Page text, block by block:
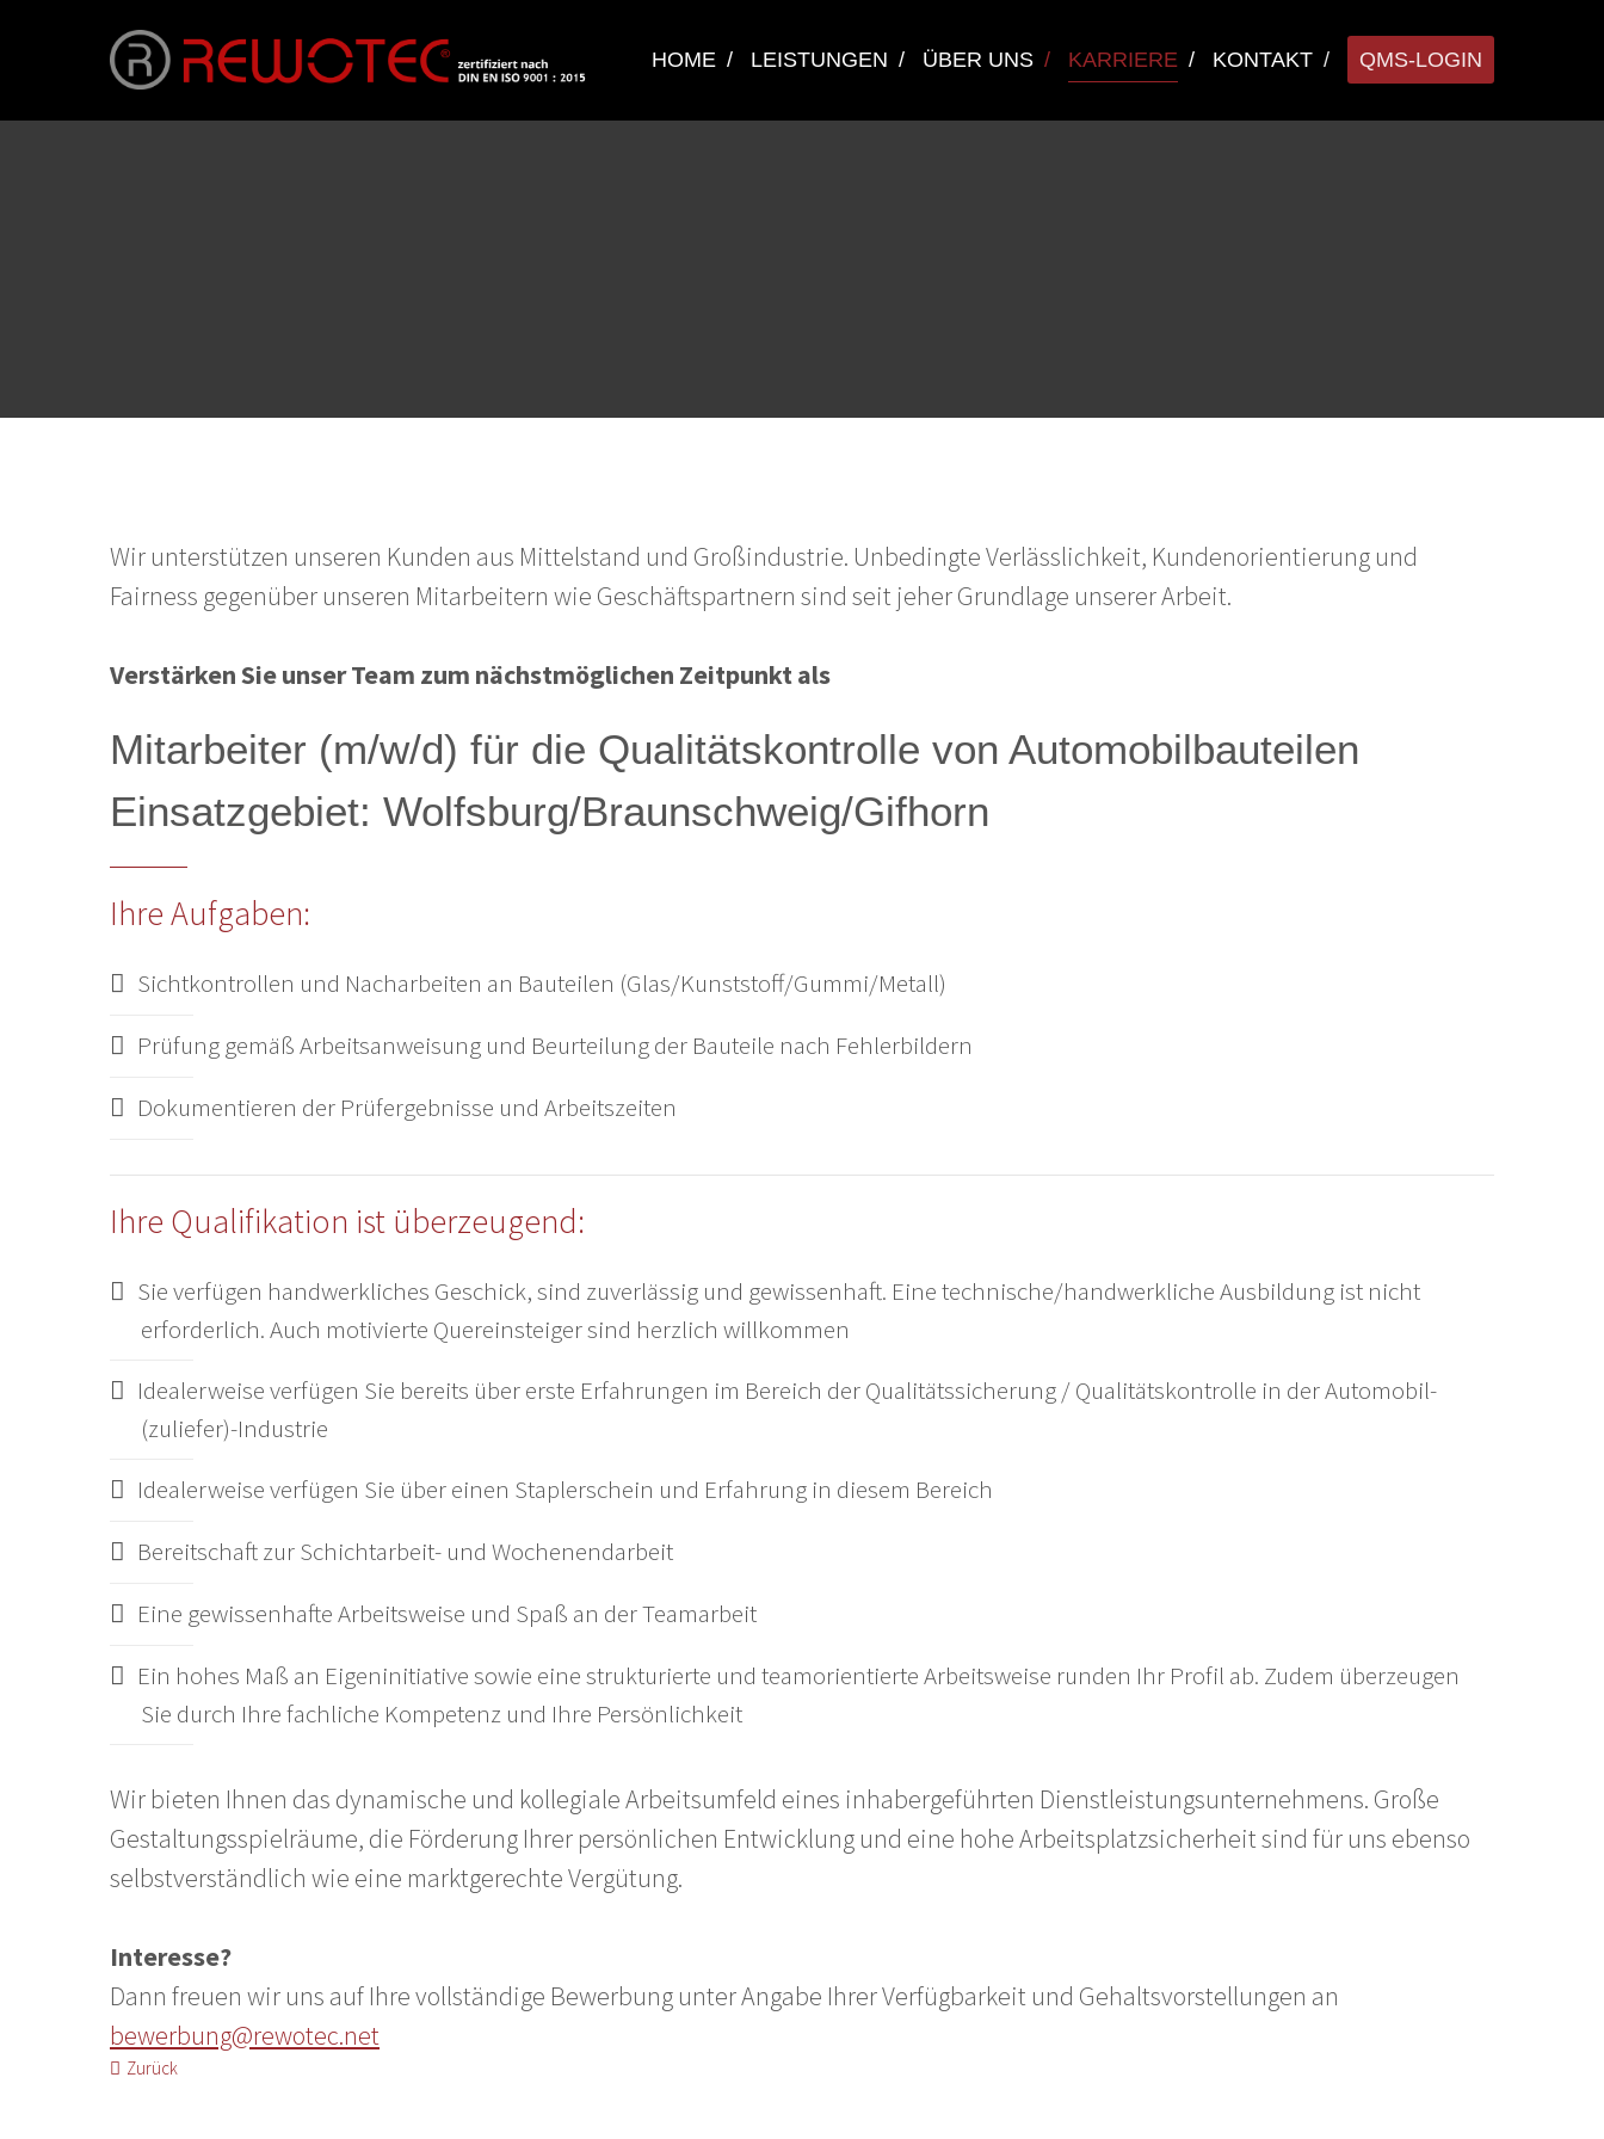
HOME LEISTUNGEN ÜBER UNS KARRIERE KONTAKT QMS-LOGIN
Wir unterstützen unseren Kunden aus Mittelstand und Großindustrie. Unbedingte Verlässlichkeit, Kundenorientierung und
Fairness gegenüber unseren Mitarbeitern wie Geschäftspartnern sind seit jeher Grundlage unserer Arbeit.
Verstärken Sie unser Team zum nächstmöglichen Zeitpunkt als
Mitarbeiter (m/w/d) für die Qualitätskontrolle von Automobilbauteilen
Einsatzgebiet: Wolfsburg/Braunschweig/Gifhorn
Ihre Aufgaben:
Sichtkontrollen und Nacharbeiten an Bauteilen (Glas/Kunststoff/Gummi/Metall)
Prüfung gemäß Arbeitsanweisung und Beurteilung der Bauteile nach Fehlerbildern
Dokumentieren der Prüfergebnisse und Arbeitszeiten
Ihre Qualifikation ist überzeugend:
Sie verfügen handwerkliches Geschick, sind zuverlässig und gewissenhaft. Eine technische/handwerkliche Ausbildung ist nicht
erforderlich. Auch motivierte Quereinsteiger sind herzlich willkommen
Idealerweise verfügen Sie bereits über erste Erfahrungen im Bereich der Qualitätssicherung / Qualitätskontrolle in der Automobil-
(zuliefer)-Industrie
Idealerweise verfügen Sie über einen Staplerschein und Erfahrung in diesem Bereich
Bereitschaft zur Schichtarbeit- und Wochenendarbeit
Eine gewissenhafte Arbeitsweise und Spaß an der Teamarbeit
Ein hohes Maß an Eigeninitiative sowie eine strukturierte und teamorientierte Arbeitsweise runden Ihr Profil ab. Zudem überzeugen
Sie durch Ihre fachliche Kompetenz und Ihre Persönlichkeit
Wir bieten Ihnen das dynamische und kollegiale Arbeitsumfeld eines inhabergeführten Dienstleistungsunternehmens. Große
Gestaltungsspielräume, die Förderung Ihrer persönlichen Entwicklung und eine hohe Arbeitsplatzsicherheit sind für uns ebenso
selbstverständlich wie eine marktgerechte Vergütung.
Interesse?
Dann freuen wir uns auf Ihre vollständige Bewerbung unter Angabe Ihrer Verfügbarkeit und Gehaltsvorstellungen an
bewerbung@rewotec.net
Zurück